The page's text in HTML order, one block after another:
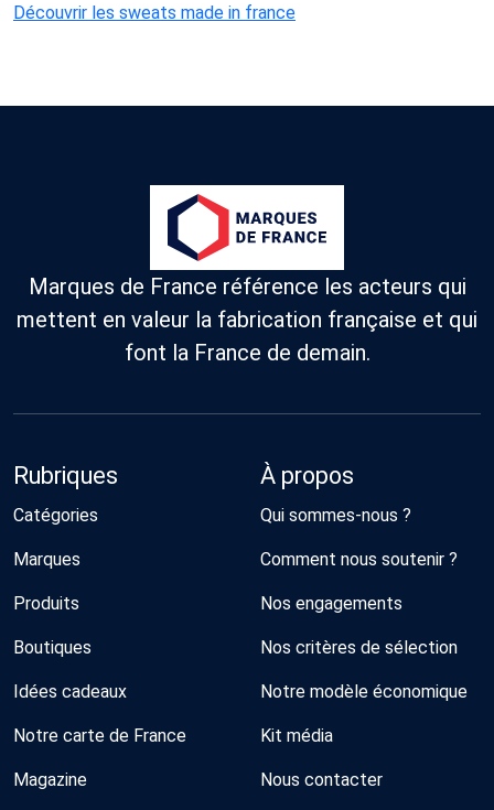
Découvrir les sweats made in france
Marques de France référence les acteurs qui
mettent en valeur la fabrication française et qui
font la France de demain.
Rubriques
Catégories
Marques
Produits
Boutiques
Idées cadeaux
Notre carte de France
Magazine
À propos
Qui sommes-nous ?
Comment nous soutenir ?
Nos engagements
Nos critères de sélection
Notre modèle économique
Kit média
Nous contacter